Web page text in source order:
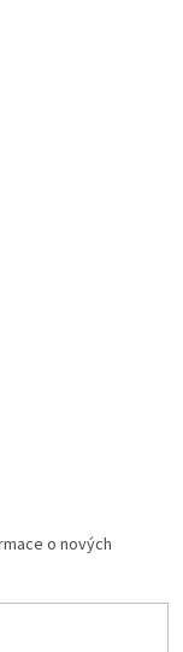
o nových